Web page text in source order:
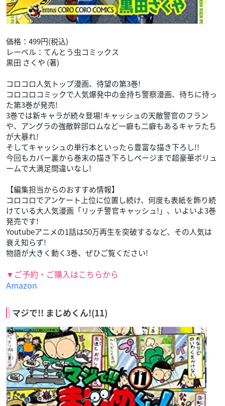
価格：499円(税込)
レーベル：てんとう虫コミックス
黒田 さくや (著)
コロコロ人気トップ漫画、待望の第3巻!
コロコロコミックで人気爆発中の金持ち警察漫画、待ちに待っ
た第3巻が発売!
3巻では新キャラが続々登場!キャッシュの天敵警官のフラン
や、アングラの強敵幹部ロムなど一癖も二癖もあるキャラたち
が大暴れ!
そしてキャッシュの単行本といったら豊富な描き下ろし!!
今回もカバー裏から巻末の描き下ろしページまで超豪華ボリュ
ームで大満足間違いなし!
【編集担当からのおすすめ情報】
コロコロでアンケート上位に位置し続け、何度も表紙を飾り続
けている大人気漫画「リッチ警官キャッシュ!」、いよいよ3巻
発売です!
Youtubeアニメの1話は50万再生を突破するなど、その人気は
衰え知らず!
物語が大きく動く3巻、ぜひご覧ください!
▼ご予約・ご購入はこちらから
Amazon
マジで!! まじめくん!(11)